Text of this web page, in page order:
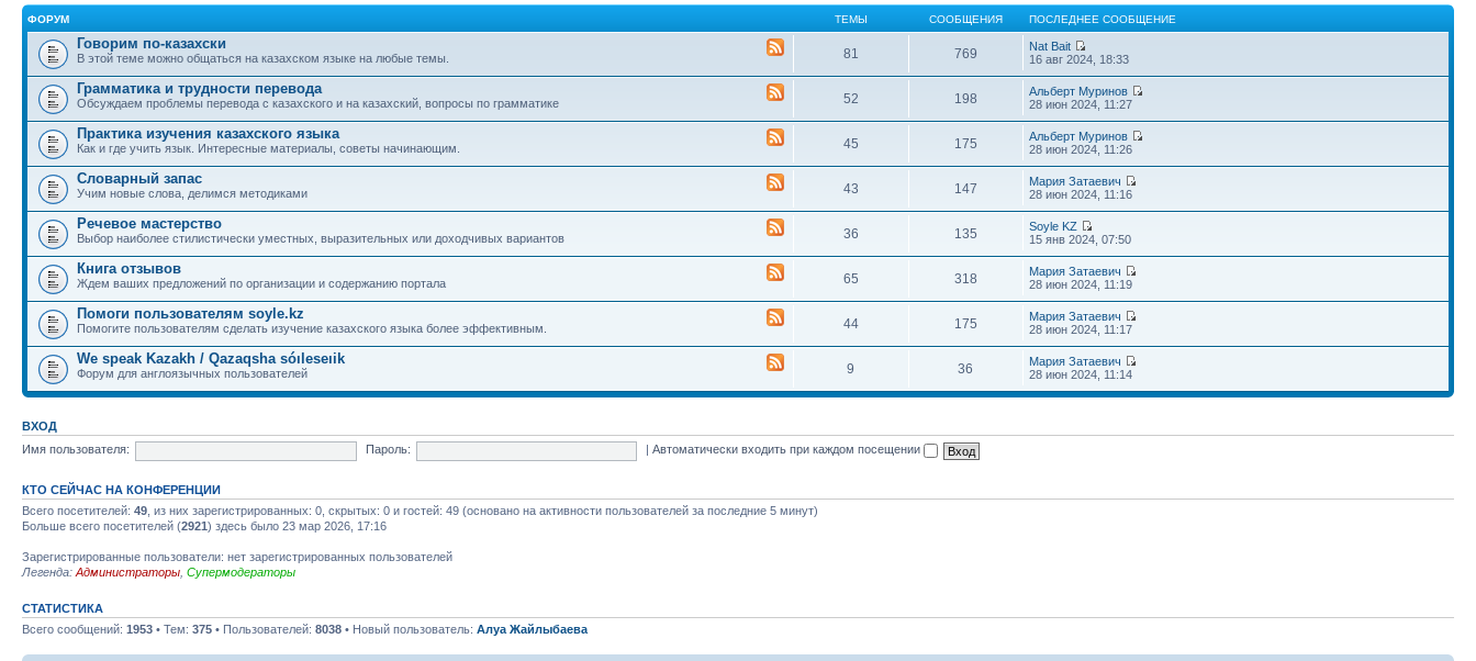
ФОРУМ ТЕМЫ СООБЩЕНИЯ ПОСЛЕДНЕЕ СООБЩЕНИЕ
Говорим по-казахски
В этой теме можно общаться на казахском языке на любые темы. 81 769
Nat Bait
16 авг 2024, 18:33
Грамматика и трудности перевода
Обсуждаем проблемы перевода с казахского и на казахский, вопросы по грамматике 52 198
Альберт Муринов
28 июн 2024, 11:27
Практика изучения казахского языка
Как и где учить язык. Интересные материалы, советы начинающим. 45 175
Альберт Муринов
28 июн 2024, 11:26
Словарный запас
Учим новые слова, делимся методиками 43 147
Мария Затаевич
28 июн 2024, 11:16
Речевое мастерство
Выбор наиболее стилистически уместных, выразительных или доходчивых вариантов 36 135
Soyle KZ
15 янв 2024, 07:50
Книга отзывов
Ждем ваших предложений по организации и содержанию портала 65 318
Мария Затаевич
28 июн 2024, 11:19
Помоги пользователям soyle.kz
Помогите пользователям сделать изучение казахского языка более эффективным. 44 175
Мария Затаевич
28 июн 2024, 11:17
We speak Kazakh / Qazaqsha sóıleseıik
Форум для англоязычных пользователей 9 36
Мария Затаевич
28 июн 2024, 11:14
ВХОД
Имя пользователя:
Пароль: |Автоматически входить при каждом посещении
КТО СЕЙЧАС НА КОНФЕРЕНЦИИ
Всего посетителей: 49 , из них зарегистрированных: 0, скрытых: 0 и гостей: 49 (основано на активности пользователей за последние 5 минут)
Больше всего посетителей (2921) здесь было 23 мар 2026, 17:16
Зарегистрированные пользователи: нет зарегистрированных пользователей
Легенда: Администраторы Супермодераторы
СТАТИСТИКА
Всего сообщений: 1953 • Тем: 375 • Пользователей: 8038 • Новый пользователь: Алуа Жайлыбаева